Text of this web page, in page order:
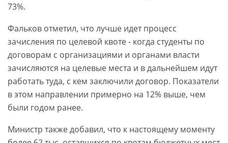
73%.
Фальков отметил, что лучше идет процесс
зачисления по целевой квоте - когда студенты по
договорам с организациями и органами власти
зачисляются на целевые места и в дальнейшем идут
работать туда, с кем заключили договор. Показатели
в этом направлении примерно на 12% выше, чем
были годом ранее.
Министр также добавил, что к настоящему моменту